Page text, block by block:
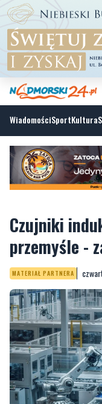
WiadomościSportKultura
Czujniki
przemyśle -
MATERIAŁ PARTNERA